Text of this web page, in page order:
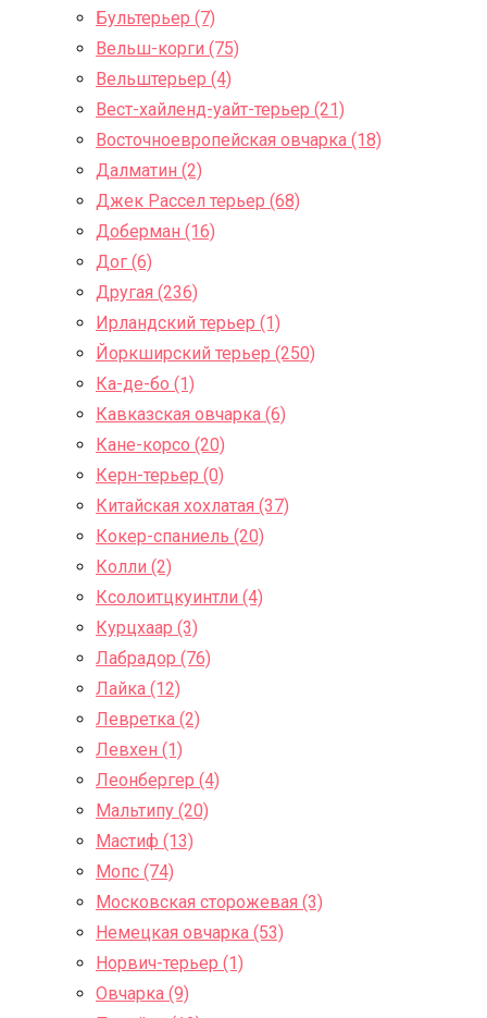
Бультерьер (7)
Вельш-корги (75)
Вельштерьер (4)
Вест-хайленд-уайт-терьер (21)
Восточноевропейская овчарка (18)
Далматин (2)
Джек Рассел терьер (68)
Доберман (16)
Дог (6)
Другая (236)
Ирландский терьер (1)
Йоркширский терьер (250)
Ка-де-бо (1)
Кавказская овчарка (6)
Кане-корсо (20)
Керн-терьер (0)
Китайская хохлатая (37)
Кокер-спаниель (20)
Колли (2)
Ксолоитцкуинтли (4)
Курцхаар (3)
Лабрадор (76)
Лайка (12)
Левретка (2)
Левхен (1)
Леонбергер (4)
Мальтипу (20)
Мастиф (13)
Мопс (74)
Московская сторожевая (3)
Немецкая овчарка (53)
Норвич-терьер (1)
Овчарка (9)